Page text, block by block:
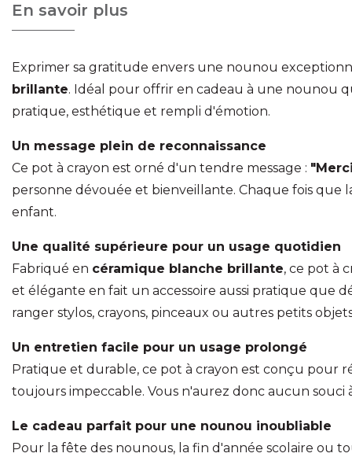
En savoir plus
Exprimer sa gratitude envers une nounou
brillante. Idéal pour offrir en cadeau à une nounou
pratique, esthétique et rempli d'émotion.
Un message plein de reconnaissance
Ce pot à crayon est orné d'un tendre message :
personne dévouée et bienveillante. Chaque fois que
enfant.
Une qualité supérieure pour un usage quotidien
Fabriqué en céramique blanche brillante, ce pot à
et élégante en fait un accessoire aussi pratique que
ranger stylos, crayons, pinceaux ou autres petits
Un entretien facile pour un usage prolongé
Pratique et durable, ce pot à crayon est conçu pour
toujours impeccable. Vous n'aurez donc aucun
Le cadeau parfait pour une nounou inoubliable
Pour la fête des nounous, la fin d'année scolaire ou